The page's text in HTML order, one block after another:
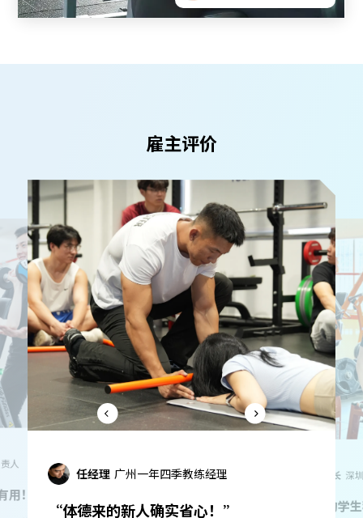
雇主评价